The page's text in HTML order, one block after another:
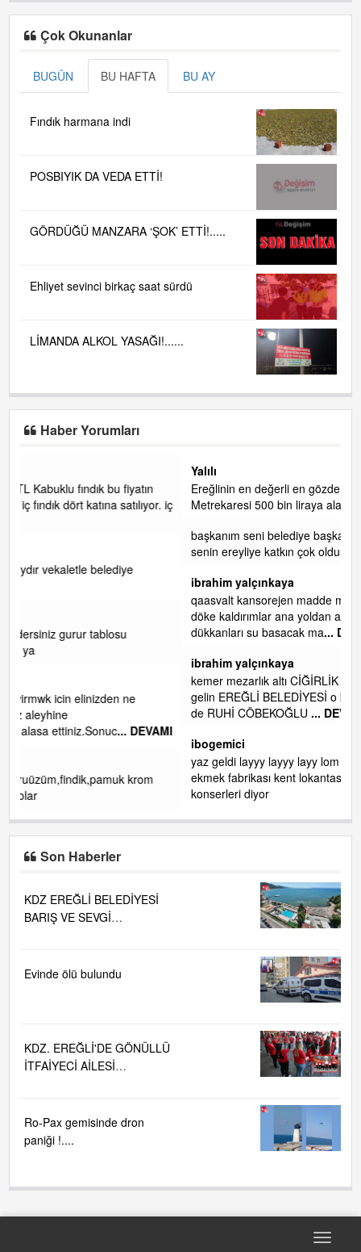
Çok Okunanlar
BUGÜN BU HAFTA BU AY
Fındık harmana indi
POSBIYIK DA VEDA ETTİ!
GÖRDÜĞÜ MANZARA ‘ŞOK’ ETTİ!.....
Ehliyet sevinci birkaç saat sürdü
LİMANDA ALKOL YASAĞI!......
Haber Yorumları
Ereğlinin en değerli en gözde yeri yalı caddesi ve çevresidir.
Metrekaresi 500 bin liraya alamazsın.
başkanım seni belediye başkanlığında da görmek isteriz
senin ereyliye katkın çok oldu daha da olacaktır
ibrahim yalçınkaya
qaasvalt kansorejen madde mahalle aralarında asvalt döke
döke kaldırımlar ana yoldan aşağıda kaldı bi yağmurda
dükkanları su basacak ma
... DEVAMI
kemer mezarlık altı CİĞİRLİK deniz kenarına giden yola
gelin EREĞLİ BELEDİYESİ o boruları zamanında tüm ereğli
de RUHİ CÖBEKOĞLU
... DEVAMI
yaz geldi layyy layyy layy lom festivalleri başladı biz halk
ekmek fabrikası kent lokantası diyoruz ağacum yaz
Son Haberler
KDZ EREĞLİ BELEDİYESİ
BARIŞ VE SEVGİ
Evinde ölü bulundu
KDZ. EREĞLİ'DE GÖNÜLLÜ
İTFAİYECİ AİLESİ
Ro-Pax gemisinde dron
paniği !....
Toggle